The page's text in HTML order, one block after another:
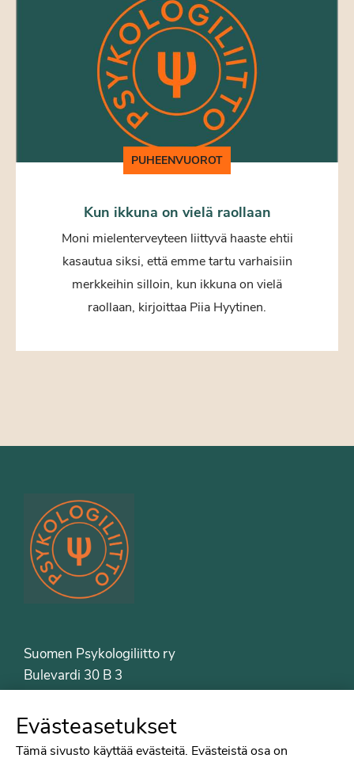
PUHEENVUOROT
Kun ikkuna on vielä raollaan
Moni mielenterveyteen liittyvä haaste ehtii
kasautua siksi, että emme tartu varhaisiin
merkkeihin silloin, kun ikkuna on vielä
raollaan, kirjoittaa Piia Hyytinen.
Suomen Psykologiliitto ry
Bulevardi 30 B 3
Puh. 09-6122 9122
Psykologiliiton sivut
Evästeasetukset
Tämä sivusto käyttää evästeitä. Evästeistä osa on